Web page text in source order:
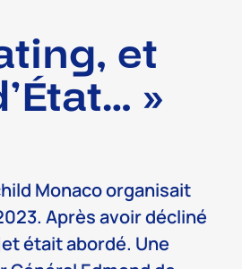
et
»
Monaco organisait
Après avoir décliné
était abordé. Une